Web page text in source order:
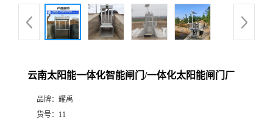
云南太阳能一体化智能闸门/一体化太阳能闸门厂
品牌： 耀禹
货号： 11